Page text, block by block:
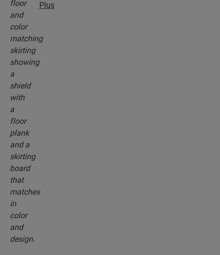
d’accessoires, parmi lesquels des sous-couches,
Plus